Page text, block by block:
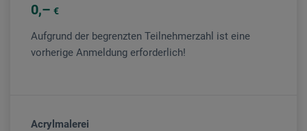
0 €
Aufgrund der begrenzten Teilnehmerzahl ist eine
vorherige Anmeldung erforderlich!
Acrylmalerei